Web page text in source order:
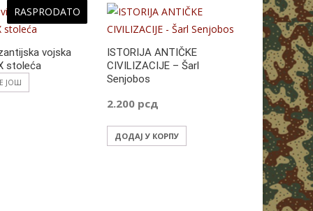
RASPRODATO
vojska
stoleća
ЈОШ
ISTORIJA ANTIČKE
CIVILIZACIJE – Šarl
Senjobos
2.200 рсд
ДОДАЈ У КОРПУ